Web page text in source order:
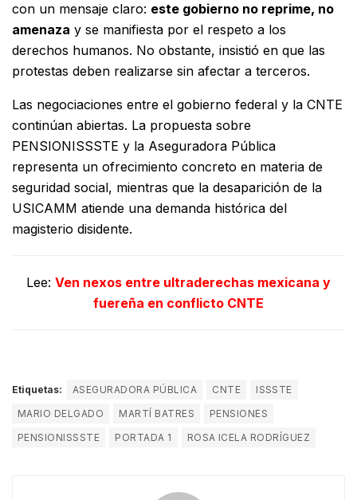
con un mensaje claro: este gobierno no reprime, no
amenaza y se manifiesta por el respeto a los
derechos humanos. No obstante, insistió en que las
protestas deben realizarse sin afectar a terceros.
Las negociaciones entre el gobierno federal y la CNTE
continúan abiertas. La propuesta sobre
PENSIONISSSTE y la Aseguradora Pública
representa un ofrecimiento concreto en materia de
seguridad social, mientras que la desaparición de la
USICAMM atiende una demanda histórica del
magisterio disidente.
Lee: Ven nexos entre ultraderechas mexicana y
fuereña en conflicto CNTE
Etiquetas: ASEGURADORA PÚBLICA CNTE
ISSSTE
MARIO DELGADO
MARTÍ BATRES
PENSIONES
PENSIONISSSTE
PORTADA 1 ROSA ICELA RODRÍGUEZ